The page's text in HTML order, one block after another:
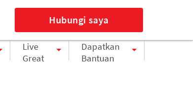
Live
Great
Dapatkan
Bantuan
Hubungi saya